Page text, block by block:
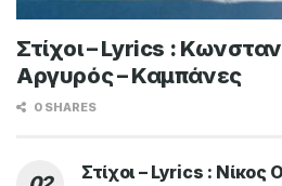
Στίχοι – Lyrics :
Αργυρός – Καμπάνες
0 SHARES
Στίχοι – Lyrics : Νίκος